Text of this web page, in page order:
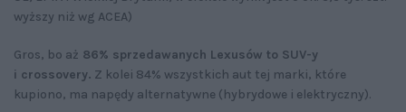
wyższy niż wg ACEA)
Gros, bo aż 86% sprzedawanych Lexusów to SUV-y
i crossovery. Z kolei 84% wszystkich aut tej marki, które
kupiono, ma napędy alternatywne (hybrydowe i elektryczny).